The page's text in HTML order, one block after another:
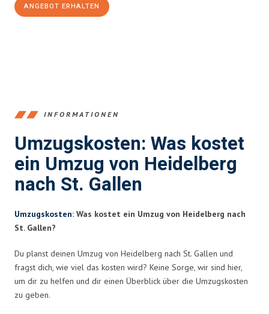
ANGEBOT ERHALTEN
INFORMATIONEN
Umzugskosten: Was kostet
ein Umzug von Heidelberg
nach St. Gallen
Umzugskosten: Was kostet ein Umzug von Heidelberg nach
St. Gallen?
Du planst deinen Umzug von Heidelberg nach St. Gallen und
fragst dich, wie viel das kosten wird? Keine Sorge, wir sind hier,
um dir zu helfen und dir einen Überblick über die Umzugskosten
zu geben.